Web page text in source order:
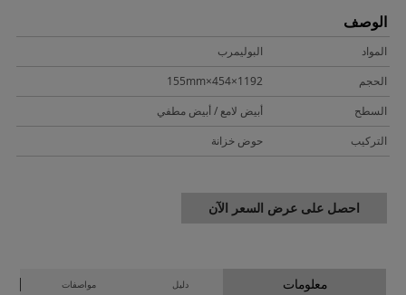
الوصف
المواد
البوليمرب
الحجم
1192×454×155mm
السطح
أبيض لامع / أبيض مطفي
التركيب
حوض خزانة
احصل على عرض السعر الآن
معلومات دليل مواصفات